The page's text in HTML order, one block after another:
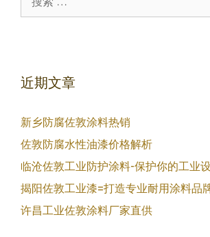
索：
近期文章
新乡防腐佐敦涂料热销
佐敦防腐水性油漆价格解析
临沧佐敦工业防护涂料-保护你的工业
揭阳佐敦工业漆=打造专业耐用涂料品
许昌工业佐敦涂料厂家直供